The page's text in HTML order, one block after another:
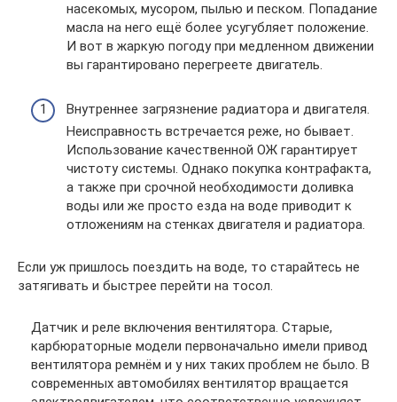
насекомых, мусором, пылью и песком. Попадание
масла на него ещё более усугубляет положение.
И вот в жаркую погоду при медленном движении
вы гарантировано перегреете двигатель.
Внутреннее загрязнение радиатора и двигателя.
Неисправность встречается реже, но бывает.
Использование качественной ОЖ гарантирует
чистоту системы. Однако покупка контрафакта,
а также при срочной необходимости доливка
воды или же просто езда на воде приводит к
отложениям на стенках двигателя и радиатора.
Если уж пришлось поездить на воде, то старайтесь не
затягивать и быстрее перейти на тосол.
Датчик и реле включения вентилятора. Старые,
карбюраторные модели первоначально имели привод
вентилятора ремнём и у них таких проблем не было. В
современных автомобилях вентилятор вращается